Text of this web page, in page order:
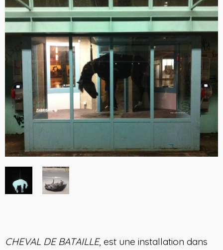
CHEVAL DE BATAILLE, est une installation dans